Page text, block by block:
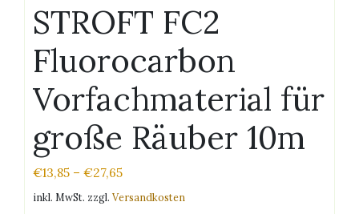
STROFT FC2
Fluorocarbon
Vorfachmaterial für
große Räuber 10m
€13,85 – €27,65
inkl. MwSt. zzgl. Versandkosten